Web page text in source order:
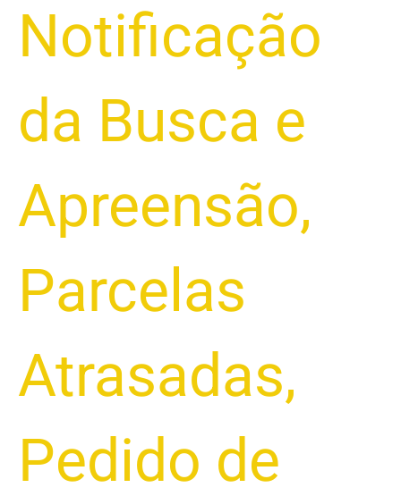
Notificação
da Busca e
Apreensão,
Parcelas
Atrasadas,
Pedido de